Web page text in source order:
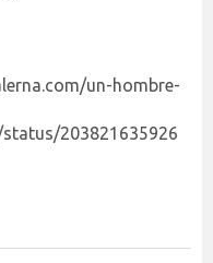
un-hombre-
203821635926